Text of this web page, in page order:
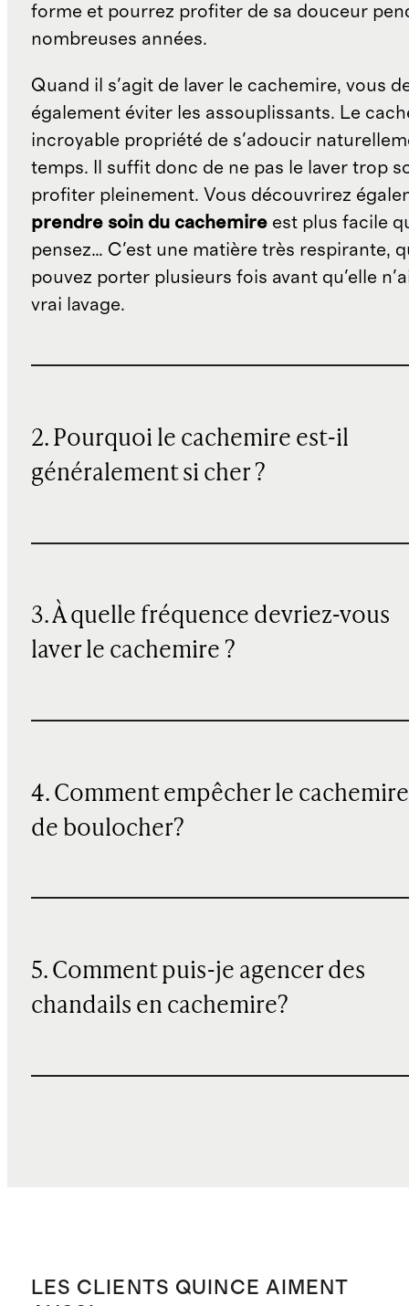
forme et pourrez profiter de sa douceur
nombreuses années.
Quand il s'agit de laver le cachemire, vous
également éviter les assouplissants. Le
incroyable propriété de s'adoucir
temps. Il suffit donc de ne pas le laver trop
profiter pleinement. Vous découvrirez
prendre soin du cachemireest plus facile
pensez… C'est une matière très respirante,
pouvez porter plusieurs fois avant qu'elle
vrai lavage.
2. Pourquoi le cachemire est-il
généralement si cher ?
3. À quelle fréquence devriez-vous
laver le cachemire ?
4. Comment empêcher le cachemire
de boulocher?
5. Comment puis-je agencer des
chandails en cachemire?
LES CLIENTS QUINCE AIMENT